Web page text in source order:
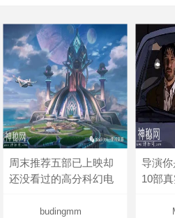
周末推荐五部已上映却
还没看过的高分科幻电
budingmm
导演
10部